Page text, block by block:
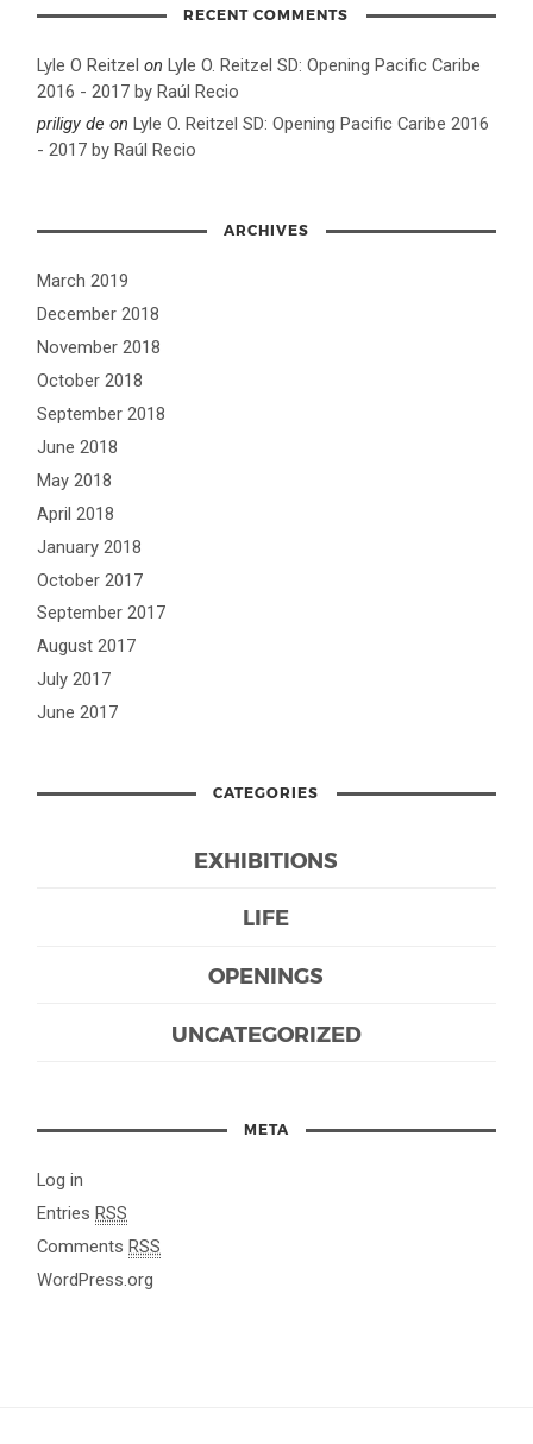
RECENT COMMENTS
Lyle O Reitzel onLyle O. Reitzel SD: Opening Pacific Caribe
2016 - 2017 by Raúl Recio
priligy de on Lyle O. Reitzel SD: Opening Pacific Caribe 2016
- 2017 by Raúl Recio
ARCHIVES
March 2019
December 2018
November 2018
October 2018
September 2018
June 2018
May 2018
April 2018
January 2018
October 2017
September 2017
August 2017
July 2017
June 2017
CATEGORIES
EXHIBITIONS
LIFE
OPENINGS
UNCATEGORIZED
META
Log in
EntriesRSS
CommentsRSS
WordPress.org